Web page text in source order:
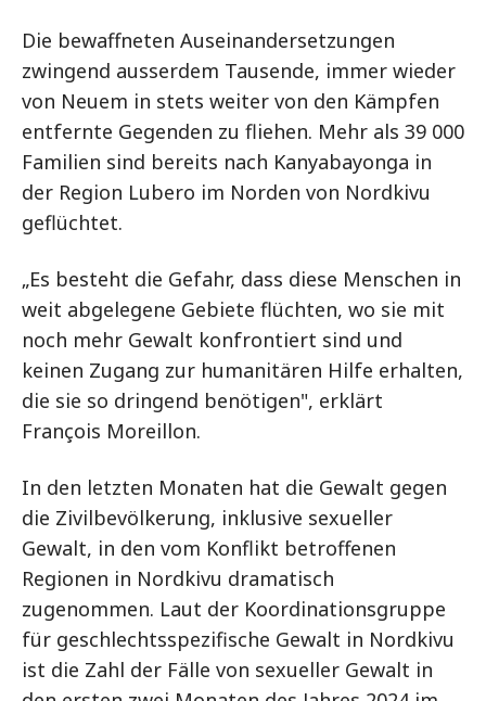
Die bewaffneten Auseinandersetzungen
zwingend ausserdem Tausende, immer wieder
von Neuem in stets weiter von den Kämpfen
entfernte Gegenden zu fliehen. Mehr als 39 000
Familien sind bereits nach Kanyabayonga in
der Region Lubero im Norden von Nordkivu
geflüchtet.
„Es besteht die Gefahr, dass diese Menschen in
weit abgelegene Gebiete flüchten, wo sie mit
noch mehr Gewalt konfrontiert sind und
keinen Zugang zur humanitären Hilfe erhalten,
die sie so dringend benötigen", erklärt
François Moreillon.
In den letzten Monaten hat die Gewalt gegen
die Zivilbevölkerung, inklusive sexueller
Gewalt, in den vom Konflikt betroffenen
Regionen in Nordkivu dramatisch
zugenommen. Laut der Koordinationsgruppe
für geschlechtsspezifische Gewalt in Nordkivu
ist die Zahl der Fälle von sexueller Gewalt in